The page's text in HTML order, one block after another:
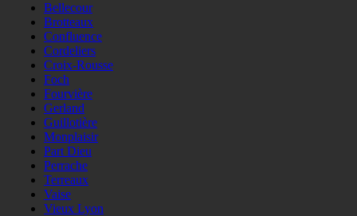
Bellecour
Brotteaux
Confluence
Cordeliers
Croix-Rousse
Foch
Fourvière
Gerland
Guillotière
Monplaisir
Part Dieu
Perrache
Terreaux
Vaise
Vieux Lyon